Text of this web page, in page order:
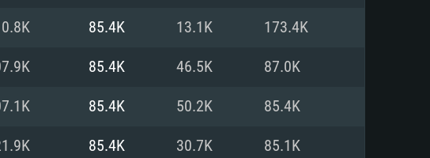
de banda larga.
de banda larga.
85.4K 13.1K 173.4K
85.4K 46.5K 87.0K
85.4K 50.2K 85.4K
85.4K 30.7K 85.1K